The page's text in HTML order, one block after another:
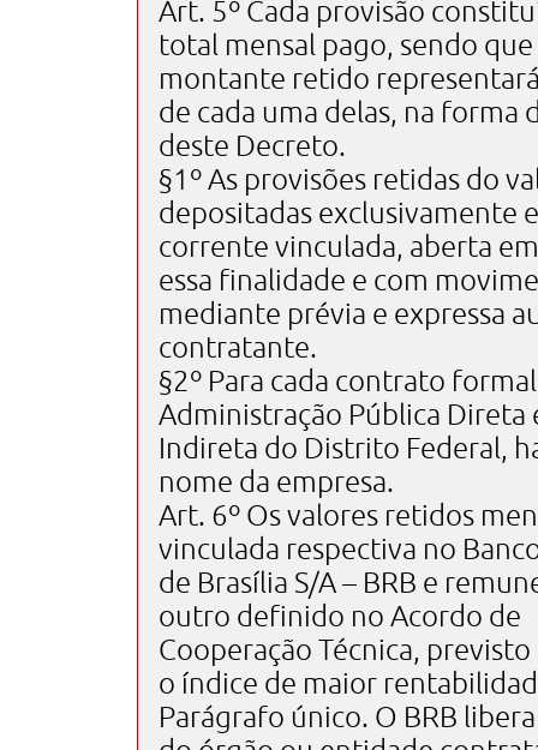
Art. 5º Cada provisão
total mensal pago, sendo
montante retido
de cada uma delas, na forma
deste Decreto.
§1º As provisões retidas do
depositadas exclusivamente
corrente vinculada, aberta
essa finalidade e com
mediante prévia e expressa
contratante.
§2º Para cada contrato
Administração Pública Direta
Indireta do Distrito Federal,
nome da empresa.
Art. 6º Os valores retidos
vinculada respectiva no
de Brasília S/A – BRB e
outro definido no Acordo de
Cooperação Técnica,
o índice de maior
Parágrafo único. O BRB